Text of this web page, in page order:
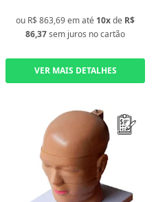
ou R$ 863,69em até 10xde R$
86,37sem juros no cartão
VER MAIS DETALHES